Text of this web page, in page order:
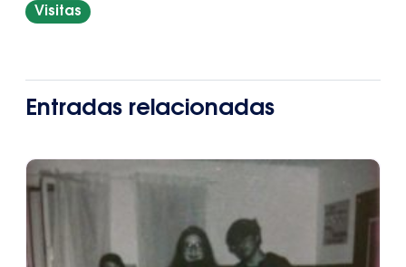
Visitas
Entradas relacionadas